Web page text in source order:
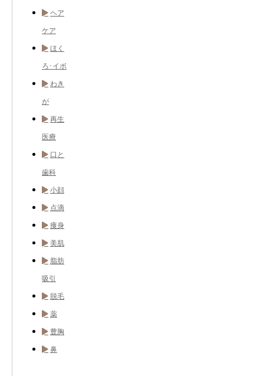
ヘア
ケア
ほく
ろ･イボ
わき
が
再生
医療
口と
歯科
小顔
点滴
痩身
美肌
脂肪
吸引
脱毛
薬
豊胸
鼻